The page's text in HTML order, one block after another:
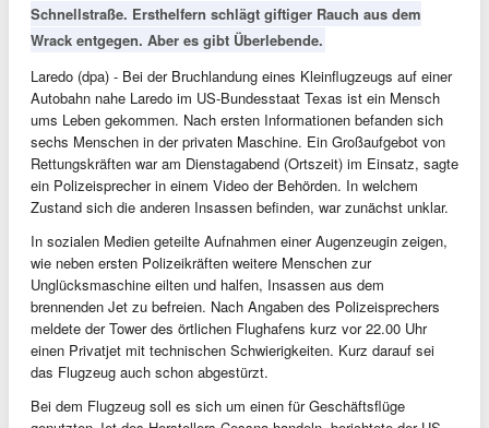
Schnellstraße. Ersthelfern schlägt giftiger Rauch aus dem
Wrack entgegen. Aber es gibt Überlebende.
Laredo (dpa) - Bei der Bruchlandung eines Kleinflugzeugs auf einer
Autobahn nahe Laredo im US-Bundesstaat Texas ist ein Mensch
ums Leben gekommen. Nach ersten Informationen befanden sich
sechs Menschen in der privaten Maschine. Ein Großaufgebot von
Rettungskräften war am Dienstagabend (Ortszeit) im Einsatz, sagte
ein Polizeisprecher in einem Video der Behörden. In welchem
Zustand sich die anderen Insassen befinden, war zunächst unklar.
In sozialen Medien geteilte Aufnahmen einer Augenzeugin zeigen,
wie neben ersten Polizeikräften weitere Menschen zur
Unglücksmaschine eilten und halfen, Insassen aus dem
brennenden Jet zu befreien. Nach Angaben des Polizeisprechers
meldete der Tower des örtlichen Flughafens kurz vor 22.00 Uhr
einen Privatjet mit technischen Schwierigkeiten. Kurz darauf sei
das Flugzeug auch schon abgestürzt.
Bei dem Flugzeug soll es sich um einen für Geschäftsflüge